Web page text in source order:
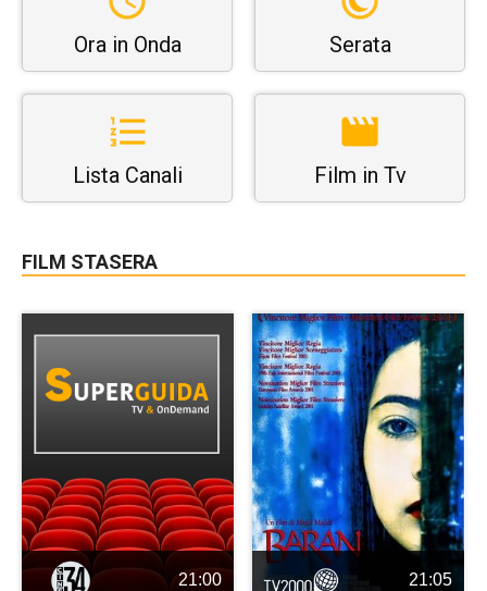
Ora in Onda Serata
Lista Canali Film in Tv
FILM STASERA
21:00 21:05